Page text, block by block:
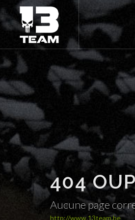
404
Aucune page
http://www.13team.be